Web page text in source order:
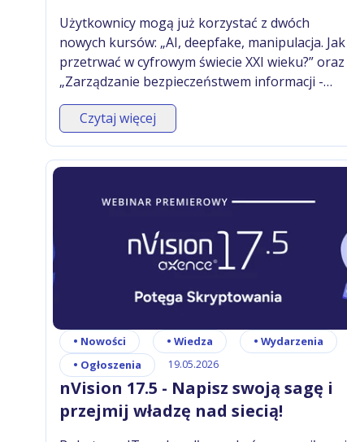
Użytkownicy mogą już korzystać z dwóch
nowych kursów: „AI, deepfake, manipulacja. Jak
przetrwać w cyfrowym świecie XXI wieku?” oraz
„Zarządzanie bezpieczeństwem informacji -
szkolenie dla kierownictwa”. Łącznie to 11
modułów i 52 lekcje praktycznej wiedzy dla
bezpiecznego korzystania z AI, przez
manipulacji, po zarządzanie ryzykiem, ISO 27001
Czytaj więcej
• Nowości • Wiedza • Wydarzenia
• Ogłoszenia 19.05.2026
nVision 17.5 - Napisz swoją sagę i
przejmij władzę nad siecią!